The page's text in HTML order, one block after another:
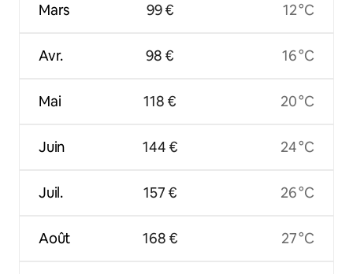
Mars
Avr.
Mai
Juin
Juil.
Août
99 €
98 €
118 €
144 €
157 €
168 €
12 °C
16 °C
20 °C
24 °C
26 °C
27 °C